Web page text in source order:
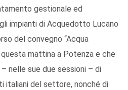
gestionale ed
impianti di Acquedotto Lucano
del convegno “Acqua
mattina a Potenza e che
nelle sue due sessioni – di
italiani del settore, nonché di